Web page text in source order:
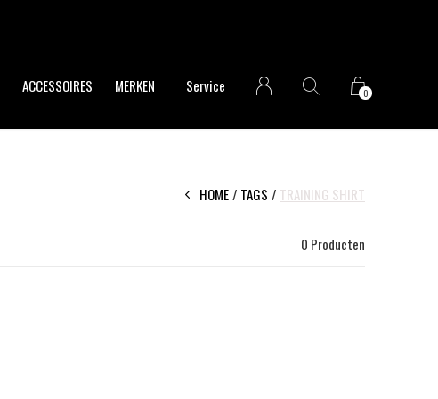
ACCESSOIRES MERKEN Service 0
HOME TAGS TRAINING SHIRT
0 Producten